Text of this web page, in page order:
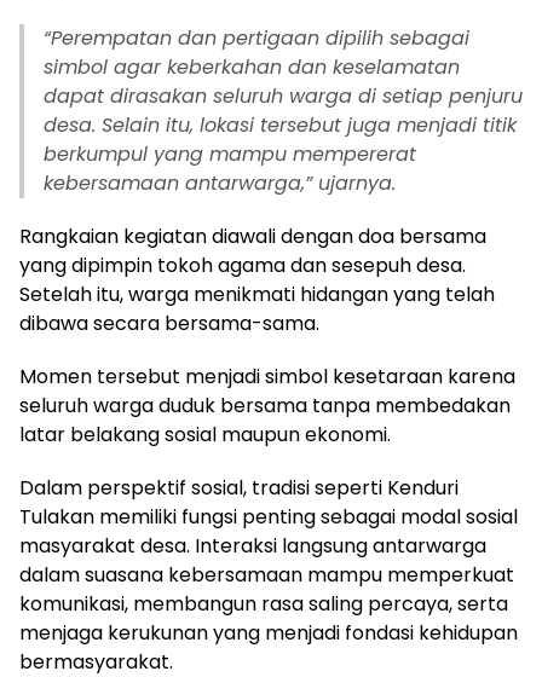
“Perempatan dan pertigaan dipilih sebagai
simbol agar keberkahan dan keselamatan
dapat dirasakan seluruh warga di setiap penjuru
desa. Selain itu, lokasi tersebut juga menjadi titik
berkumpul yang mampu mempererat
kebersamaan antarwarga,” ujarnya.
Rangkaian kegiatan diawali dengan doa bersama
yang dipimpin tokoh agama dan sesepuh desa.
Setelah itu, warga menikmati hidangan yang telah
dibawa secara bersama-sama.
Momen tersebut menjadi simbol kesetaraan karena
seluruh warga duduk bersama tanpa membedakan
latar belakang sosial maupun ekonomi.
Dalam perspektif sosial, tradisi seperti Kenduri
Tulakan memiliki fungsi penting sebagai modal sosial
masyarakat desa. Interaksi langsung antarwarga
dalam suasana kebersamaan mampu memperkuat
komunikasi, membangun rasa saling percaya, serta
menjaga kerukunan yang menjadi fondasi kehidupan
bermasyarakat.